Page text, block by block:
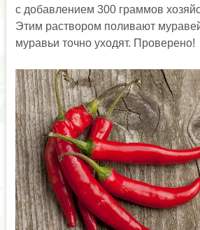
с добавлением 300 граммов
Этим раствором поливают
муравьи точно уходят. Проверено!